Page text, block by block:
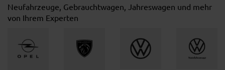
Neufahrzeuge, Gebrauchtwagen, Jahreswagen und mehr
von Ihrem Experten